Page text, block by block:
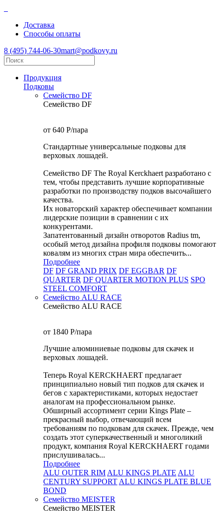
Доставка
Способы оплаты
8 (495) 744-06-30mart@podkovy.ru
Продукция
Подковы
Семейство DF
Семейство DF
от 640 P/пара
Стандартные универсальные подковы для
верховых лошадей.
Семейство DF The Royal Kerckhaert разработано с
тем, чтобы представить лучшие корпоративные
разработки по производству подков высочайшего
качества.
Их новаторский характер обеспечивает компании
лидерские позиции в сравнении с их
конкурентами.
Запатентованный дизайн отворотов Radius tm,
особый метод дизайна профиля подковы помогают
ковалям из многих стран мира обеспечить...
Подробнее
DF DF GRAND PRIX DF EGGBAR DF
QUARTER DF QUARTER MOTION PLUS SPO
STEEL COMFORT
Семейство ALU RACE
Семейство ALU RACE
от 1840 P/пара
Лучшие алюминиевые подковы для скачек и
верховых лошадей.
Теперь Royal KERCKHAERT предлагает
принципиально новый тип подков для скачек и
бегов с характеристиками, которых недостает
аналогам на профессиональном рынке.
Обширный ассортимент серии Kings Plate –
прекрасный выбор, отвечающий всем
требованиям по подковам для скачек. Прежде, чем
создать этот суперкачественный и многоликий
продукт, компания Royal KERCKHAERT годами
прислушивалась...
Подробнее
ALU OUTER RIM ALU KINGS PLATE ALU
CENTURY SUPPORT ALU KINGS PLATE BLUE
BOND
Семейство МEISTER
Семейство МEISTER